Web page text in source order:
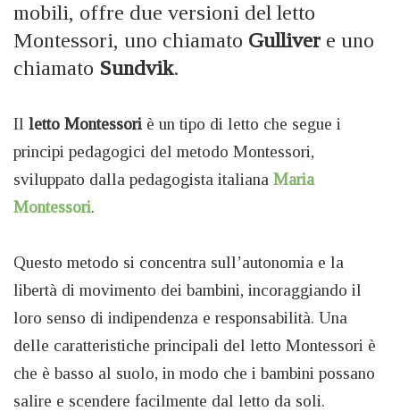
mobili, offre due versioni del letto
Montessori, uno chiamato Gulliver e uno
chiamato Sundvik.
Il letto Montessori è un tipo di letto che segue i
principi pedagogici del metodo Montessori,
sviluppato dalla pedagogista italiana Maria
Montessori.
Questo metodo si concentra sull’autonomia e la
libertà di movimento dei bambini, incoraggiando il
loro senso di indipendenza e responsabilità. Una
delle caratteristiche principali del letto Montessori è
che è basso al suolo, in modo che i bambini possano
salire e scendere facilmente dal letto da soli.